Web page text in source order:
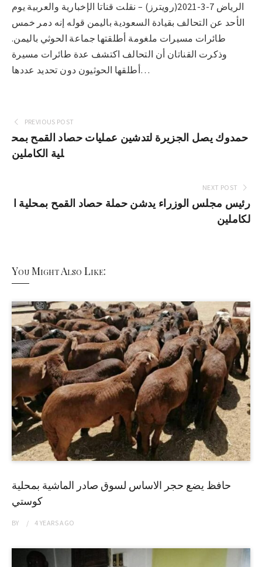
الرياض 7-3-2021(رويترز) – نقلت قناتا الإخبارية والعربية يوم
الأحد عن التحالف بقيادة السعودية باليمن قوله إنه دمر خمس
طائرات مسيرات ملغومة أطلقتها جماعة الحوثي باليمن.
وذكرت القناتان أن التحالف اكتشف عدة طائرات مسيرة
أطلقها الحوثيون دون تحديد عددها…
PREVIOUS POST
حمدوك يصل الجزيرة لتدشين عمليات حصاد القمح بمح
لية الكاملين
NEXT POST
رئيس مجلس الوزراء يدشن حملة حصاد القمح بمحلية ا
لكاملين
You Might Also Like:
حافظ يضع حجر الاساس لسوق صادر الماشية بمحلية
كوستي
BY 4 YEARSAGO